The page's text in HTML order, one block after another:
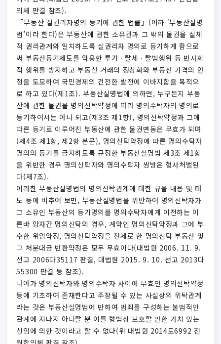
의체 판결 참조).
「부동산 실권리자명의 등기에 관한 법률」(이하 ‘부동산실명
법’이라 한다)은 부동산에 관한 소유권과 그 밖의 물권을 실체
적 권리관계와 일치하도록 실권리자 명의로 등기하게 함으로
써 부동산등기제도를 악용한 투기ㆍ탈세ㆍ탈법행위 등 반사회
적 행위를 방지하고 부동산 거래의 정상화와 부동산 가격의 안
정을 도모하여 국민경제의 건전한 발전에 이바지함을 목적으
로 하고 있다(제1조). 부동산실명법에 의하면, 누구든지 부동
산에 관한 물권을 명의신탁약정에 따라 명의수탁자의 명의로
등기하여서는 아니 되고(제3조 제1항), 명의신탁약정과 그에
따른 등기로 이루어진 부동산에 관한 물권변동은 무효가 되며
(제4조 제1항, 제2항 본문), 명의신탁약정에 따른 명의수탁자
명의의 등기를 금지하도록 규정한 부동산실명법 제3조 제1항
을 위반한 경우 명의신탁자와 명의수탁자 쌍방은 형사처벌된
다(제7조).
이러한 부동산실명법의 명의신탁관계에 대한 규율 내용 및 태
도 등에 비추어 보면, 부동산실명법을 위반하여 명의신탁자가
그 소유인 부동산의 등기명의를 명의수탁자에게 이전하는 이
른바 양자간 명의신탁의 경우, 계약인 명의신탁약정과 그에 부
수한 위임약정, 명의신탁약정을 전제로 한 명의신탁 부동산 및
그 처분대금 반환약정은 모두 무효이다(대법원 2006. 11. 9.
선고 2006다35117 판결, 대법원 2015. 9. 10. 선고 2013다
55300 판결 등 참조).
나아가 명의신탁자와 명의수탁자 사이에 무효인 명의신탁약정
등에 기초하여 존재한다고 주장될 수 있는 사실상의 위탁관계
라는 것은 부동산실명법에 반하여 범죄를 구성하는 불법적인
관계에 지나지 아니할 뿐 이를 형법상 보호할 만한 가치 있는
신임에 의한 것이라고 할 수 없다(위 대법원 2014도6992 전